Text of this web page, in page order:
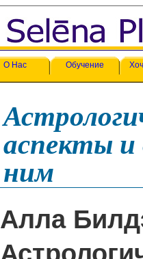
О Нас Обучение
аспекты и
ним
Алла